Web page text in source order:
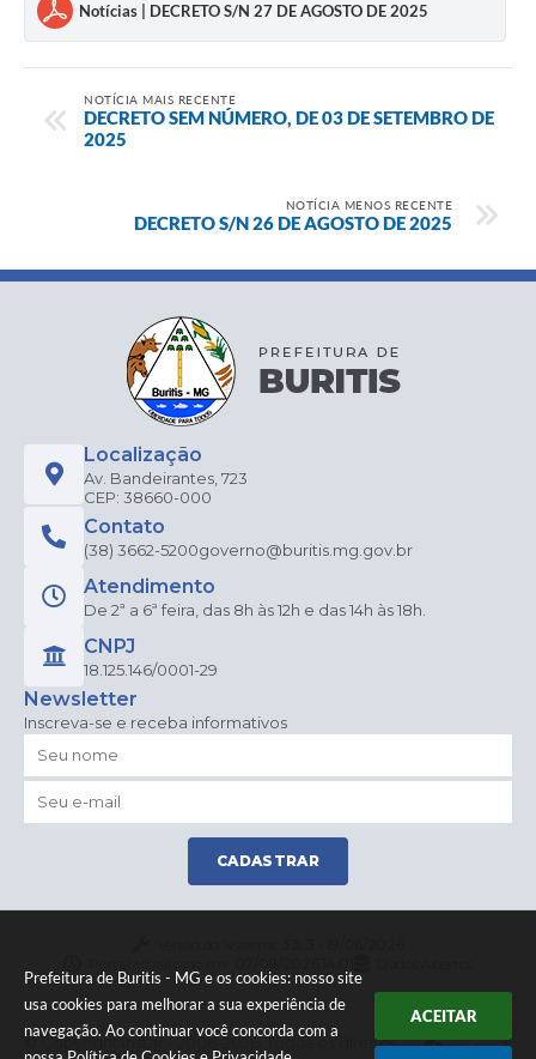
Prefeitura de Buritis - MG e os cookies: nosso site
usa cookies para melhorar a sua experiência de
navegação. Ao continuar você concorda com a
ACEITAR
Notícias | DECRETO S/N 27 DE AGOSTO DE 2025
NOTÍCIA MAIS RECENTE
DECRETO SEM NÚMERO, DE 03 DE SETEMBRO DE
2025
NOTÍCIA MENOS RECENTE
DECRETO S/N 26 DE AGOSTO DE 2025
Localização
Av. Bandeirantes, 723
CEP: 38660-000
Contato
(38) 3662-5200governo@buritis.mg.gov.br
Atendimento
De 2ª a 6ª feira, das 8h às 12h e das 14h às 18h.
CNPJ
18.125.146/0001-29
Newsletter
Inscreva-se e receba informativos
CADASTRAR
© Copyright Instar - 2006-2026. Todos os direitos